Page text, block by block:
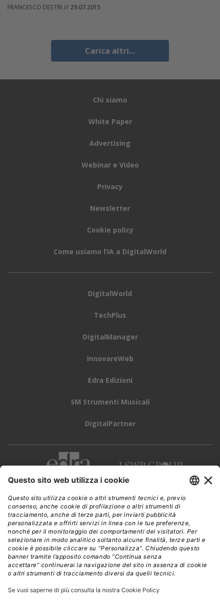
FRANCESCO DESTRI // 29.07.2015
Carica altri...
Chi siamo
White Paper
Advertising
Webinar e Video
Privacy
Newsletter
Cookie policy
Come usiamo l’IA a DigitalWorld
DigitalWorld
TechPlus
DigitalManager
InnovareWeb
Edra Edizioni
SM Strumenti Musicali
DigitalPartner
CWI è una testata giornalistica diEdra Edizioni s.r.l.
Direzione, amministrazione, redazione, pubblicità
Viale Enrico Forlanini 21 - 20134 Milano
Tel. +39 02 881841
C.F./P IVA 13002100157
www.edraedizioni.it|Privacy
Follow Us